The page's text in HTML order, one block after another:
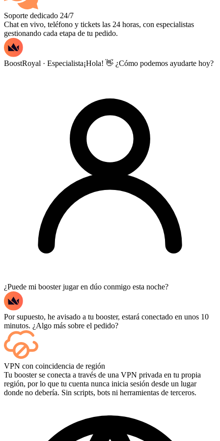
Soporte dedicado 24/7
Chat en vivo, teléfono y tickets las 24 horas, con especialistas
gestionando cada etapa de tu pedido.
BoostRoyal · Especialista¡Hola! 👋 ¿Cómo podemos ayudarte hoy?
¿Puede mi booster jugar en dúo conmigo esta noche?
Por supuesto, he avisado a tu booster, estará conectado en unos 10
minutos. ¿Algo más sobre el pedido?
Sí, cada partida aparece en tu panel de control a medida que termina,
y si quieres ver las partidas en sí, añade Streaming al finalizar la
compra.
VPN con coincidencia de región
Tu booster se conecta a través de una VPN privada en tu propia
región, por lo que tu cuenta nunca inicia sesión desde un lugar
donde no debería. Sin scripts, bots ni herramientas de terceros.